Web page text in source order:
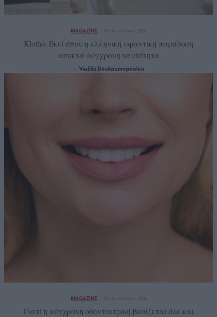
MAGAZINE 07 Αυγούστου 2026
Klothó: Εκεί όπου η ελληνική υφαντική παράδοση
αποκτά σύγχρονη ταυτότητα
Vasiliki Doukoumopoulou
MAGAZINE 03 Αυγούστου 2026
Γιατί η σύγχρονη οδοντιατρική βασίζεται όλο και